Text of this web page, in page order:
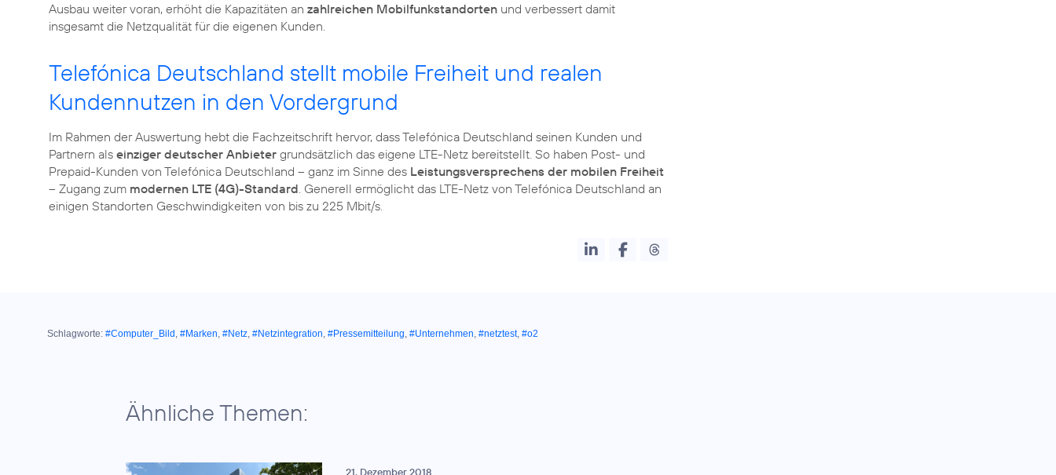
Ausbau weiter voran, erhöht die Kapazitäten an zahlreichen Mobilfunkstandorten und verbessert damit
insgesamt die Netzqualität für die eigenen Kunden.
Telefónica Deutschland stellt mobile Freiheit und realen
Kundennutzen in den Vordergrund
Im Rahmen der Auswertung hebt die Fachzeitschrift hervor, dass Telefónica Deutschland seinen Kunden und
Partnern als einziger deutscher Anbieter grundsätzlich das eigene LTE-Netz bereitstellt. So haben Post- und
Prepaid-Kunden von Telefónica Deutschland – ganz im Sinne des Leistungsversprechens der mobilen Freiheit
– Zugang zum modernen LTE (4G)-Standard. Generell ermöglicht das LTE-Netz von Telefónica Deutschland an
einigen Standorten Geschwindigkeiten von bis zu 225 Mbit/s.
Schlagworte: #Computer_Bild , #Marken, #Netz, #Netzintegration, #Pressemitteilung, #Unternehmen, #netztest, #o2
Ähnliche Themen:
21. Dezember 2018